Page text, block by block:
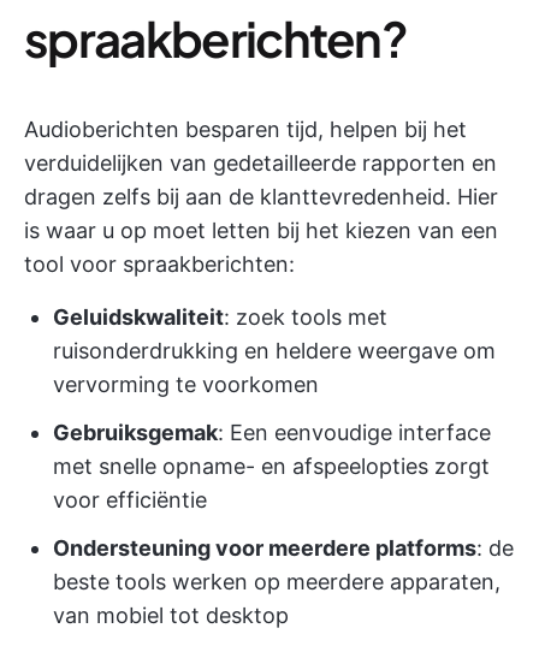
spraakberichten?
Audioberichten besparen tijd, helpen bij het
verduidelijken van gedetailleerde rapporten en
dragen zelfs bij aan de klanttevredenheid. Hier
is waar u op moet letten bij het kiezen van een
tool voor spraakberichten:
Geluidskwaliteit: zoek tools met
ruisonderdrukking en heldere weergave om
vervorming te voorkomen
Gebruiksgemak: Een eenvoudige interface
met snelle opname- en afspeelopties zorgt
voor efficiëntie
Ondersteuning voor meerdere platforms: de
beste tools werken op meerdere apparaten,
van mobiel tot desktop